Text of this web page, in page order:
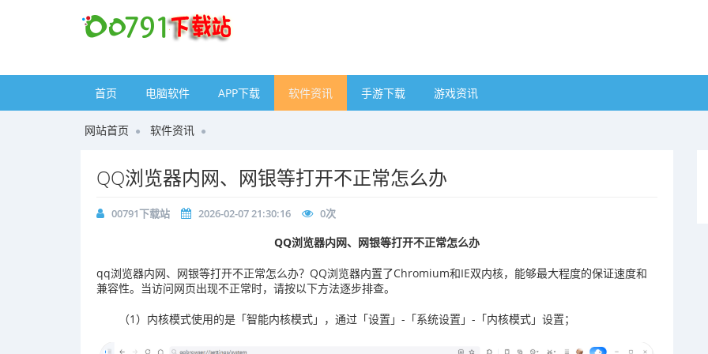
首页 电脑软件 APP下载 软件资讯 手游下载 游戏资讯
网站首页 软件资讯
QQ浏览器内网、网银等打开不正常怎么办
00791下载站 2026-02-07 21:30:16 0次
QQ浏览器内网、网银等打开不正常怎么办
qq浏览器内网、网银等打开不正常怎么办？ QQ浏览器内置了Chromium和IE双内核，能够最大程度的保证速度和
兼容性。当访问网页出现不正常时，请按以下方法逐步排查。
（1）内核模式使用的是「智能内核模式」，通过「设置」-「系统设置」-「内核模式」设置；